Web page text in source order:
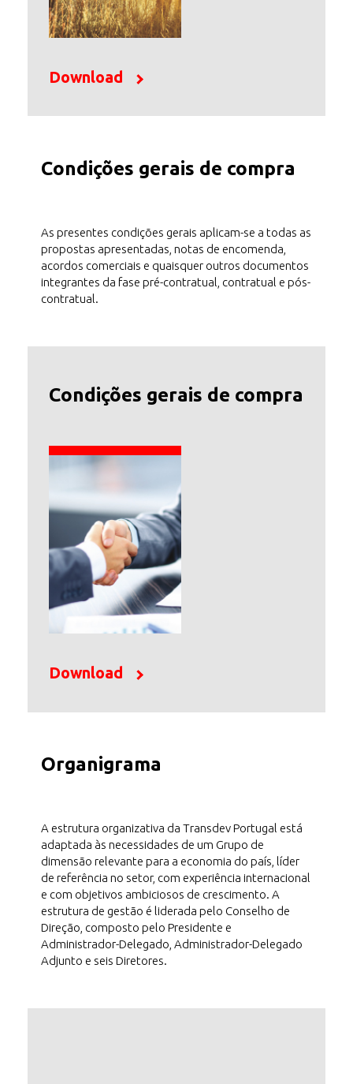
Download
Condições gerais de compra
As presentes condições gerais aplicam-se a todas as
propostas apresentadas, notas de encomenda,
acordos comerciais e quaisquer outros documentos
integrantes da fase pré-contratual, contratual e pós-
contratual.
Condições gerais de compra
Download
Organigrama
A estrutura organizativa da Transdev Portugal está
adaptada às necessidades de um Grupo de
dimensão relevante para a economia do país, líder
de referência no setor, com experiência internacional
e com objetivos ambiciosos de crescimento. A
estrutura de gestão é liderada pelo Conselho de
Direção, composto pelo Presidente e
Administrador-Delegado, Administrador-Delegado
Adjunto e seis Diretores.